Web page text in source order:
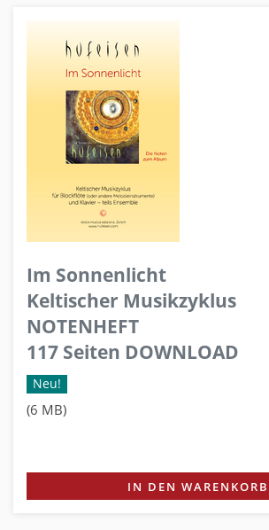
Im Sonnenlicht
Keltischer Musikzyklus
NOTENHEFT
117 Seiten DOWNLOAD
Neu!
(6 MB)
IN DEN WARENKORB